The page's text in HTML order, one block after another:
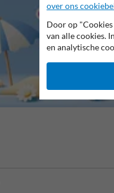
over ons
Door op
van alle cookies.
en analytische